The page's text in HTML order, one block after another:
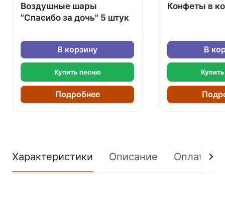
Воздушные шары
"Спасибо за дочь" 5 штук
В корзину
Купить песню
Подробнее
Конфеты в
В
Характеристики Описание Оплата